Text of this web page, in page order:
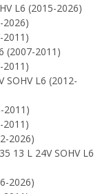
L6 (2015-2026)
2026)
2011)
(2007-2011)
2011)
SOHV L6 (2012-
2011)
2011)
2026)
13 L 24V SOHV L6
2026)